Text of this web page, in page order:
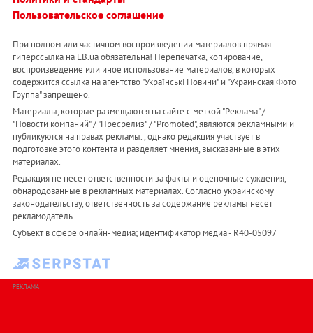
Пользовательское соглашение
При полном или частичном воспроизведении материалов прямая
гиперссылка на LB.ua обязательна! Перепечатка, копирование,
воспроизведение или иное использование материалов, в которых
содержится ссылка на агентство "Українськi Новини" и "Украинская Фото
Группа" запрещено.
Материалы, которые размещаются на сайте с меткой "Реклама" /
"Новости компаний" / "Пресрелиз" / "Promoted", являются рекламными и
публикуются на правах рекламы. , однако редакция участвует в
подготовке этого контента и разделяет мнения, высказанные в этих
материалах.
Редакция не несет ответственности за факты и оценочные суждения,
обнародованные в рекламных материалах. Согласно украинскому
законодательству, ответственность за содержание рекламы несет
рекламодатель.
Субъект в сфере онлайн-медиа; идентификатор медиа - R40-05097
РЕКЛАМА